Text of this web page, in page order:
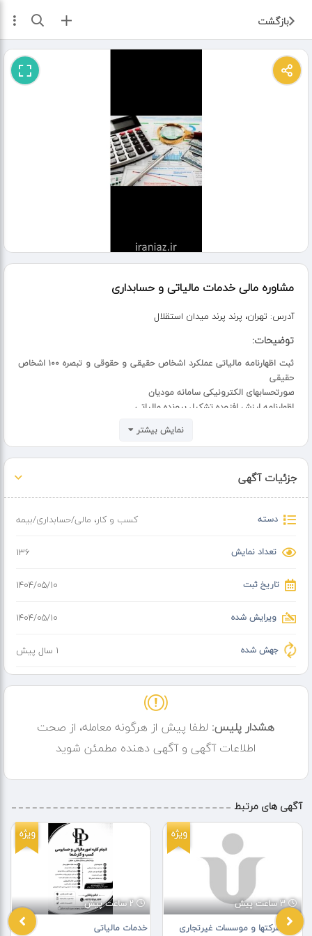
بازگشت ثبت آگهی
مشاوره مالی خدمات مالیاتی و حسابداری
آدرس: تهران، پرند پرند میدان استقلال
توضیحات:
ثبت اظهارنامه مالیاتی عملکرد اشخاص حقیقی و حقوقی و تبصره ۱۰۰ اشخاص
حقیقی
صورتحسابهای الکترونیکی سامانه مودیان
اظهارنامه ارزش افزوده تشکیل پرونده مالیاتی
نمایش بیشتر
جزئیات آگهی
دسته کسب و کار، مالی/حسابداری/بیمه
تعداد نمایش 136
تاریخ ثبت ۱۴۰۴/۰۵/۱۰
ویرایش شده ۱۴۰۴/۰۵/۱۰
جهش شده 1 سال پیش
هشدار پلیس: لطفا پیش از هرگونه معامله، از صحت
اطلاعات آگهی و آگهی دهنده مطمئن شوید
آگهی های مرتبط
ویژه
2 ساعت پیش
خدمات مالیاتی
ویژه
3 ساعت پیش
ثبت شرکتها و موسسات غیرتجاری